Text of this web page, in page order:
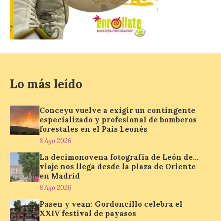
la Campa Torres y La […]
fotografía de León de…
plaza de Oriente en
Madrid
8 Ago 2026
Nueva edición de León
de…viaje. Una iniciativa
juvenil de la Asociación
Enróllate, la Asociación
Conceyu País Llionés y el Diario de
Turismo, Ocio e Información para
jóvenes “Enredando.info”. Pilar Aller Aller
nos envía la décimo […]
Lo más leído
Conceyu vuelve a exigir un contingente
especializado y profesional de bomberos
forestales en el País Leonés
8 Ago 2026
La decimonovena fotografía de León de…
viaje nos llega desde la plaza de Oriente
en Madrid
8 Ago 2026
Pasen y vean: Gordoncillo celebra el
XXIV festival de payasos